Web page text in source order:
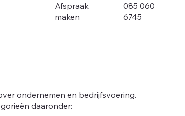
Afspraak
maken
085 060
6745
ondernemen en bedrijfsvoering.
daaronder: